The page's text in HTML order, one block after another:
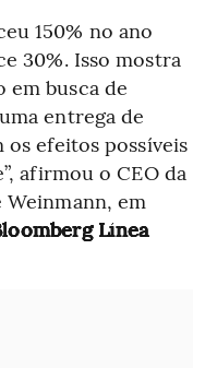
150% no ano
30%. Isso mostra
em busca de
entrega de
efeitos possíveis
afirmou o CEO da
em
Línea